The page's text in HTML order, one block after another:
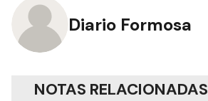
Diario Formosa
NOTAS RELACIONADAS